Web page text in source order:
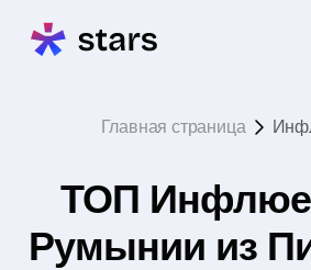
Главная страница
ТОП
Румынии из